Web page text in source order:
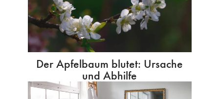
Der Apfelbaum blutet: Ursache
und Abhilfe